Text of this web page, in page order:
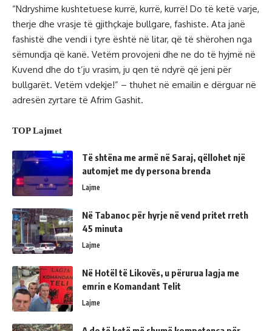
“Ndryshime kushtetuese kurrë, kurrë, kurrë! Do të ketë varje,
therje dhe vrasje të gjithçkaje bullgare, fashiste. Ata janë
fashistë dhe vendi i tyre është në litar, që të shërohen nga
sëmundja që kanë. Vetëm provojeni dhe ne do të hyjmë në
Kuvend dhe do t’ju vrasim, ju qen të ndyrë që jeni për
bullgarët. Vetëm vdekje!” – thuhet në emailin e dërguar në
adresën zyrtare të Afrim Gashit.
TOP Lajmet
Të shtëna me armë në Saraj, qëllohet një
automjet me dy persona brenda
Lajme
Në Tabanoc për hyrje në vend pritet rreth
45 minuta
Lajme
Në Hotël të Likovës, u përurua lagja me
emrin e Komandant Telit
Lajme